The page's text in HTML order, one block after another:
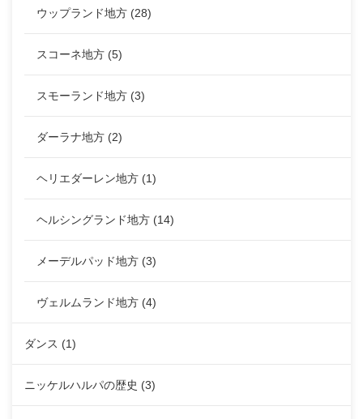
ウップランド地方 (28)
スコーネ地方 (5)
スモーランド地方 (3)
ダーラナ地方 (2)
ヘリエダーレン地方 (1)
ヘルシングランド地方 (14)
メーデルパッド地方 (3)
ヴェルムランド地方 (4)
ダンス (1)
ニッケルハルパの歴史 (3)